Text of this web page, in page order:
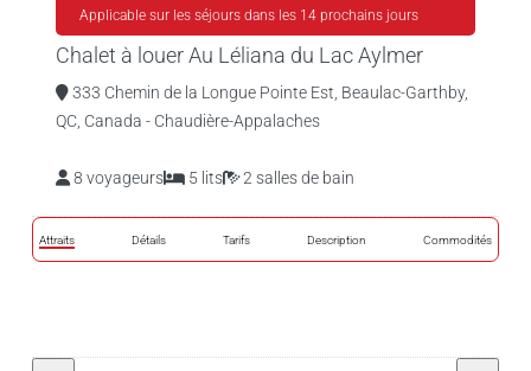
Applicable sur les séjours dans les 14 prochains jours
Chalet à louer Au Léliana du Lac Aylmer
333 Chemin de la Longue Pointe Est, Beaulac-Garthby,
QC, Canada - Chaudière-Appalaches
8 voyageurs 5 lits 2 salles de bain
Attraits Détails Tarifs Description Commodités